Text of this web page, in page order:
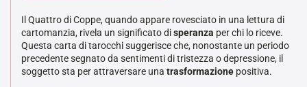
Il Quattro di Coppe, quando appare rovesciato in una lettura di
cartomanzia, rivela un significato disperanza per chi lo riceve.
Questa carta di tarocchi suggerisce che, nonostante un periodo
precedente segnato da sentimenti di tristezza o depressione, il
soggetto sta per attraversare una trasformazione positiva.